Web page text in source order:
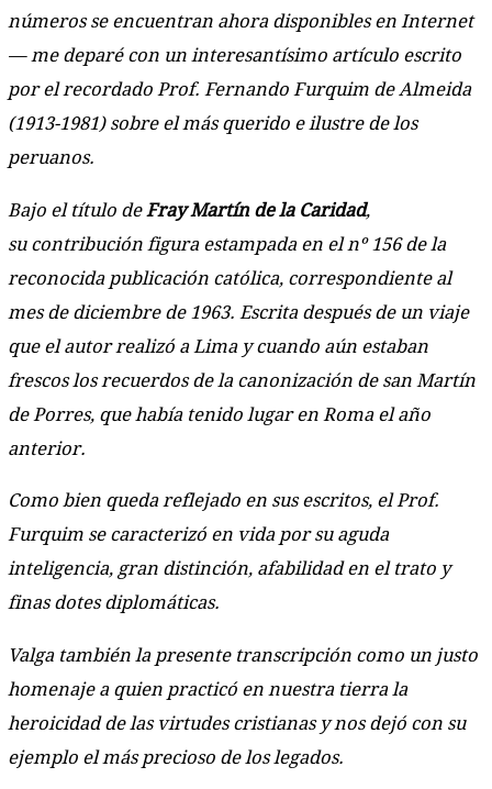
números se encuentran ahora disponibles en Internet
— me deparé con un interesantísimo artículo escrito
por el recordado Prof. Fernando Furquim de Almeida
(1913-1981) sobre el más querido e ilustre de los
peruanos.
Bajo el título deFray Martín de la Caridad,
su contribución figura estampada en el nº 156 de la
reconocida publicación católica, correspondiente al
mes de diciembre de 1963. Escrita después de un viaje
que el autor realizó a Lima y cuando aún estaban
frescos los recuerdos de la canonización de san Martín
de Porres, que había tenido lugar en Roma el año
anterior.
Como bien queda reflejado en sus escritos, el Prof.
Furquim se caracterizó en vida por su aguda
inteligencia, gran distinción, afabilidad en el trato y
finas dotes diplomáticas.
Valga también la presente transcripción como un justo
homenaje a quien practicó en nuestra tierra la
heroicidad de las virtudes cristianas y nos dejó con su
ejemplo el más precioso de los legados.